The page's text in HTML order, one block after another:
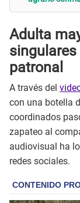
Adulta
patronal
A través del
con una botella
coordinados
zapateo al
audiovisual ha
redes sociales.